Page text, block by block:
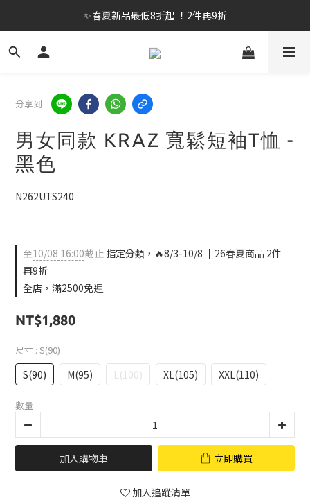
✨春夏新品最低8折起 ！2件再9折
✨春夏新品最低8折起 ！2件再9折
🔥OULET SALE! 降至5折起 滿件再8折
✨春夏新品最低8折起 ！2件再9折
分享到
男女同款 KRAZ 寬鬆短袖T恤 -
黑色
N262UTS240
至10/08 16:00截止 指定分類，🔥8/3-10/8 ┃26春夏商品 2件
再9折
全店，滿2500免運
NT$1,880
尺寸 : S(90)
S(90) M(95) L(100) XL(105) XXL(110)
數量
加入購物車 立即購買
加入追蹤清單